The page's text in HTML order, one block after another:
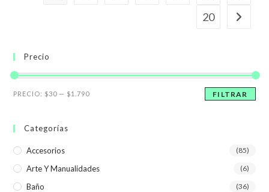
20
Precio
Precio
Precio
FILTRAR
PRECIO: $30 — $1.790
Categorías
Accesorios (85)
Arte Y Manualidades (6)
Baño (36)